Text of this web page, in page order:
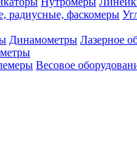
радиусные, фаскомеры
Динамометры Лазерное
Весовое